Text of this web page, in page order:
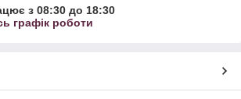
з 08:30 до 18:30
графік роботи